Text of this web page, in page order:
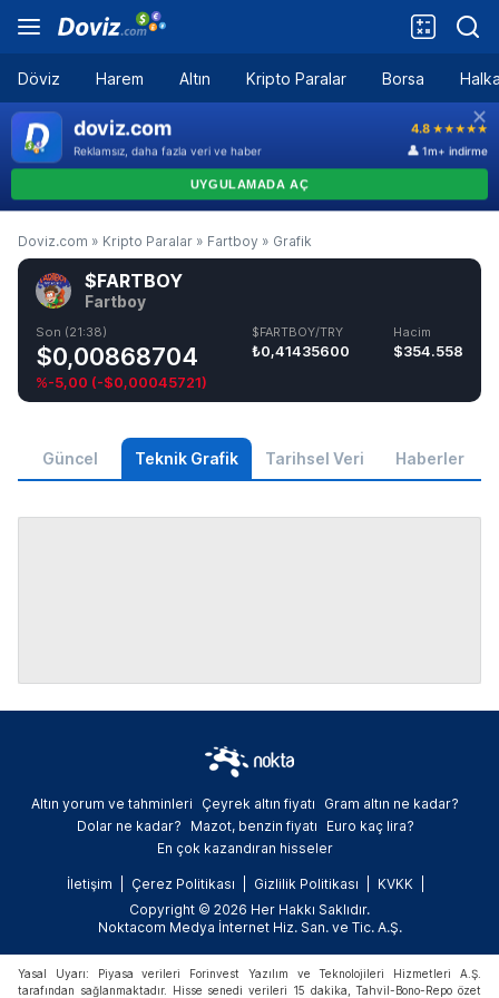
Döviz Harem Altın Kripto Paralar Borsa
Doviz.com » Kripto Paralar » Fartboy » Grafik
$FARTBOY
Fartboy
Son (21:38)
$0,00868704
%-5,00 (-$0,00045721)
$FARTBOY/TRY
₺0,41435600
Hacim
$354.558
Güncel Teknik Grafik Tarihsel Veri Haberler
Altın yorum ve tahminleri Çeyrek altın fiyatı
Gram altın ne kadar?
Dolar ne kadar?
Mazot, benzin fiyatı
Euro kaç lira?
En çok kazandıran hisseler
İletişim Çerez Politikası Gizlilik Politikası
KVKK
Copyright © 2026 Her Hakkı Saklıdır.
Noktacom Medya İnternet Hiz. San. ve Tic. A.Ş.
Yasal Uyarı: Piyasa verileri Forinvest Yazılım ve Teknolojileri Hizmetleri A.Ş.
tarafından sağlanmaktadır. Hisse senedi verileri 15 dakika, Tahvil-Bono-Repo özet